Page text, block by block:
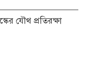
যৌথ প্রতিরক্ষা